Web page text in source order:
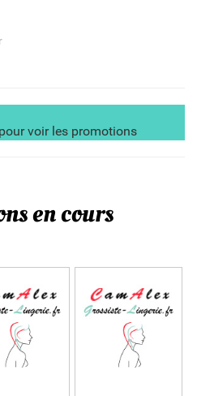
voir les promotions
en cours